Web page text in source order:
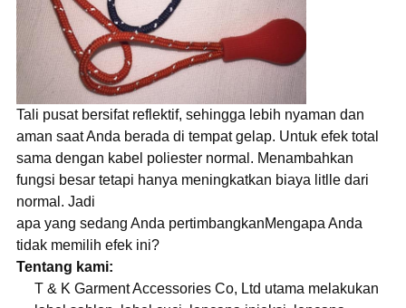
Tali pusat bersifat reflektif, sehingga lebih nyaman dan
aman saat Anda berada di tempat gelap. Untuk efek total
sama dengan kabel poliester normal. Menambahkan
fungsi besar tetapi hanya meningkatkan biaya litlle dari
normal. Jadi
apa yang sedang Anda pertimbangkanMengapa Anda
tidak memilih efek ini?
Tentang kami:
T & K Garment Accessories Co, Ltd utama melakukan